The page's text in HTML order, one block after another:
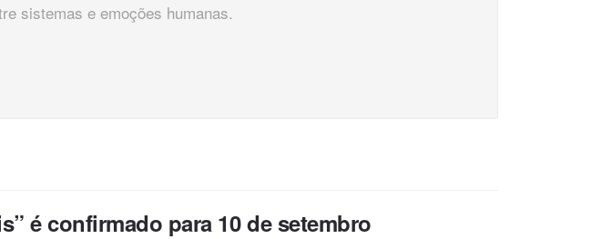
sistemas e emoções humanas.
é confirmado para 10 de setembro